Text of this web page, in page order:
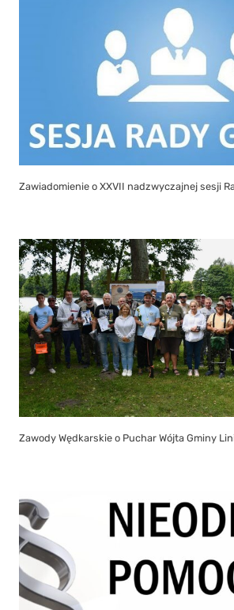
Zawiadomienie o XXVII nadzwyczajnej sesji
Zawody Wędkarskie o Puchar Wójta Gminy